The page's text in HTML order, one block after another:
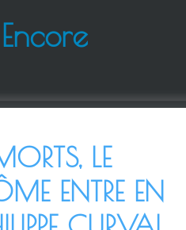
LE
ENTRE EN